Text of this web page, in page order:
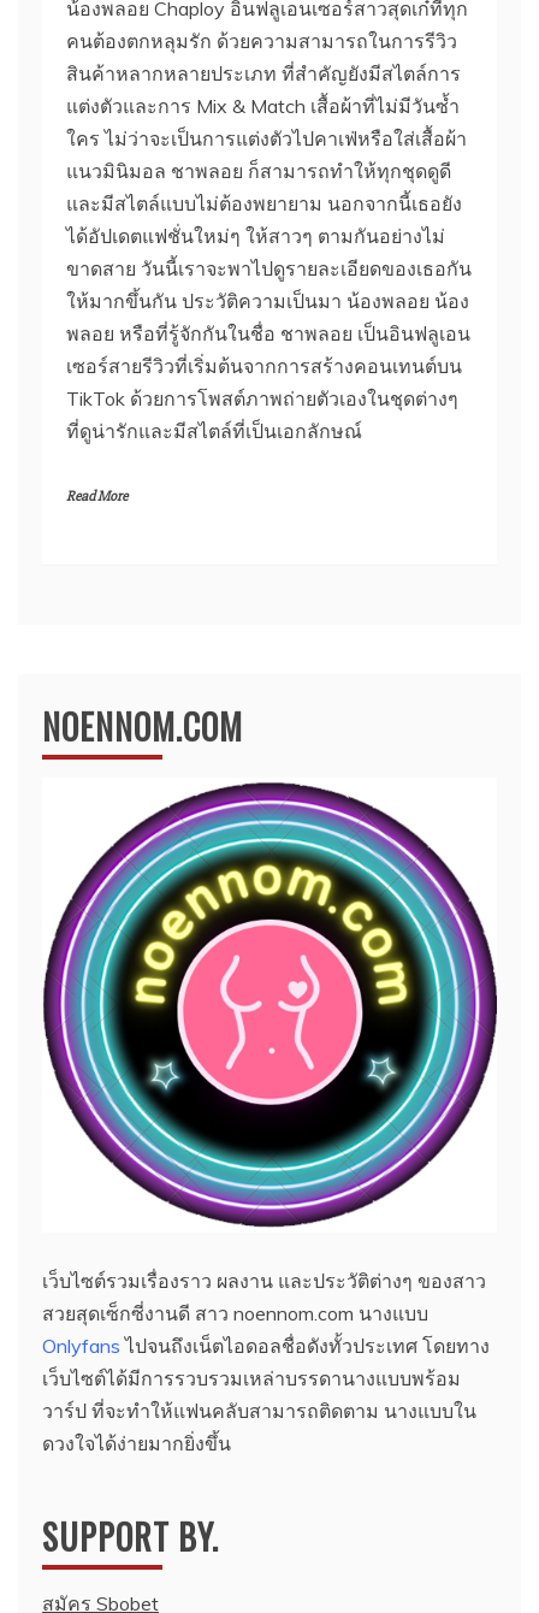
น้องพลอย Chaploy อินฟลูเอนเซอร์สาวสุดเก๋ที่ทุก
คนต้องตกหลุมรัก ด้วยความสามารถในการรีวิว
สินค้าหลากหลายประเภท ที่สำคัญยังมีสไตล์การ
แต่งตัวและการ Mix & Match เสื้อผ้าที่ไม่มีวันซ้ำ
ใคร ไม่ว่าจะเป็นการแต่งตัวไปคาเฟ่หรือใส่เสื้อผ้า
แนวมินิมอล ชาพลอย ก็สามารถทำให้ทุกชุดดูดี
และมีสไตล์แบบไม่ต้องพยายาม นอกจากนี้เธอยัง
ได้อัปเดตแฟชั่นใหม่ๆ ให้สาวๆ ตามกันอย่างไม่
ขาดสาย วันนี้เราจะพาไปดูรายละเอียดของเธอกัน
ให้มากขึ้นกัน ประวัติความเป็นมา น้องพลอย น้อง
พลอย หรือที่รู้จักกันในชื่อ ชาพลอย เป็นอินฟลูเอน
เซอร์สายรีวิวที่เริ่มต้นจากการสร้างคอนเทนต์บน
TikTok ด้วยการโพสต์ภาพถ่ายตัวเองในชุดต่างๆ
ที่ดูน่ารักและมีสไตล์ที่เป็นเอกลักษณ์
Read More
NOENNOM.COM
เว็บไซต์รวมเรื่องราว ผลงาน และประวัติต่างๆ ของสาว
สวยสุดเซ็กซี่งานดี สาว noennom.com นางแบบ
Onlyfans ไปจนถึงเน็ตไอดอลชื่อดังทั้วประเทศ โดยทาง
เว็บไซต์ได้มีการรวบรวมเหล่าบรรดานางแบบพร้อม
วาร์ป ที่จะทำให้แฟนคลับสามารถติดตาม นางแบบใน
ดวงใจได้ง่ายมากยิ่งขึ้น
SUPPORT BY.
สมัคร Sbobet